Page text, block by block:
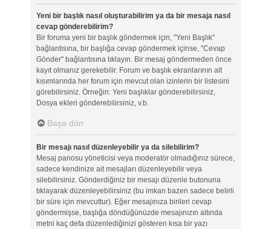
Yeni bir başlık nasıl oluşturabilirim ya da bir mesaja nasıl
cevap gönderebilirim?
Bir foruma yeni bir başlık göndermek için, "Yeni Başlık"
bağlantısına, bir başlığa cevap göndermek içinse, "Cevap
Gönder" bağlantısına tıklayın. Bir mesaj göndermeden önce
kayıt olmanız gerekebilir. Forum ve başlık ekranlarının alt
kısımlarında her forum için mevcut olan izinlerin bir listesini
görebilirsiniz. Örneğin: Yeni başlıklar gönderebilirsiniz,
Dosya ekleri gönderebilirsiniz, v.b.
Başa dön
Bir mesajı nasıl düzenleyebilir ya da silebilirim?
Mesaj panosu yöneticisi veya moderatör olmadığınız sürece,
sadece kendinize ait mesajları düzenleyebilir veya
silebilirsiniz. Gönderdiğiniz bir mesajı düzenle butonuna
tıklayarak düzenleyebilirsiniz (bu imkan bazen sadece belirli
bir süre için mevcuttur). Eğer mesajınıza birileri cevap
göndermişse, başlığa döndüğünüzde mesajınızın altında
metni kaç defa düzenlediğinizi gösteren kısa bir yazı